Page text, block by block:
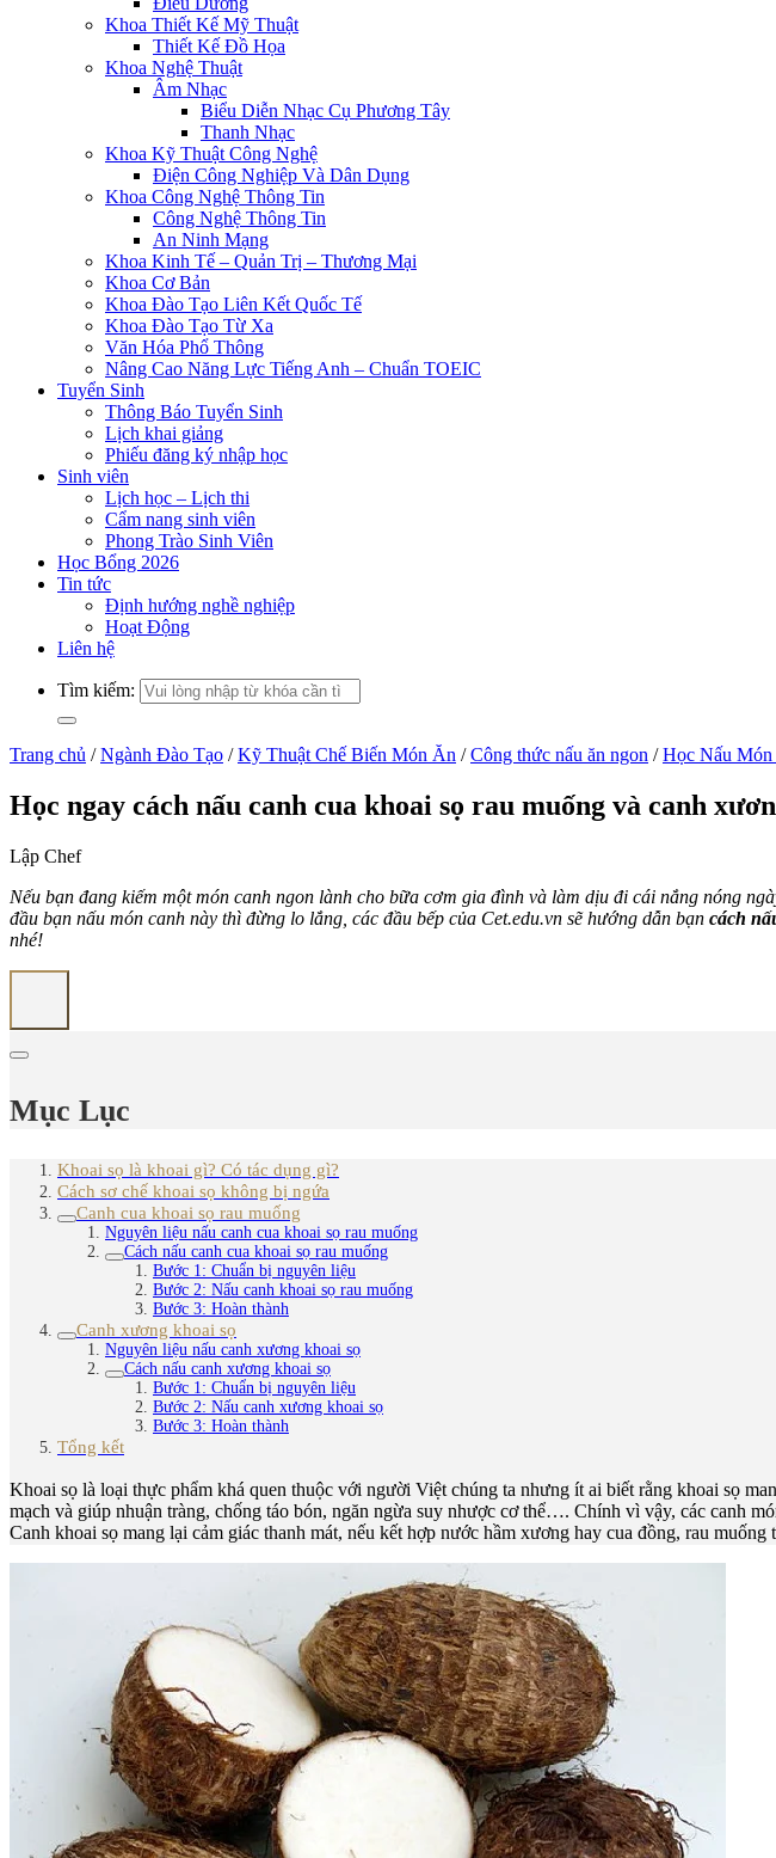
Khoa Thiết Kế Mỹ Thuật
Thiết Kế Đồ Họa
Khoa Nghệ Thuật
Âm Nhạc
Biểu Diễn Nhạc Cụ Phương Tây
Thanh Nhạc
Khoa Kỹ Thuật Công Nghệ
Điện Công Nghiệp Và Dân Dụng
Khoa Công Nghệ Thông Tin
Công Nghệ Thông Tin
An Ninh Mạng
Khoa Kinh Tế – Quản Trị – Thương Mại
Khoa Cơ Bản
Khoa Đào Tạo Liên Kết Quốc Tế
Khoa Đào Tạo Từ Xa
Văn Hóa Phổ Thông
Nâng Cao Năng Lực Tiếng Anh – Chuẩn TOEIC
Tuyển Sinh
Thông Báo Tuyển Sinh
Lịch khai giảng
Phiếu đăng ký nhập học
Sinh viên
Lịch học – Lịch thi
Cẩm nang sinh viên
Phong Trào Sinh Viên
Học Bổng 2026
Tin tức
Định hướng nghề nghiệp
Hoạt Động
Liên hệ
Tìm kiếm:
Trang chủ / Ngành Đào Tạo / Kỹ Thuật Chế Biến Món Ăn / Công thức nấu ăn ngon / Học Nấu Món
Học ngay cách nấu canh cua khoai sọ rau muống và canh
Lập Chef
Nếu bạn đang kiếm một món canh ngon lành cho bữa cơm gia đình và làm dịu đi cái nắng nóng
đầu bạn nấu món canh này thì đừng lo lắng, các đầu bếp của Cet.edu.vn sẽ hướng dẫn bạn cách
nhé!
Mục Lục
Khoai sọ là khoai gì? Có tác dụng gì?
Cách sơ chế khoai sọ không bị ngứa
Canh cua khoai sọ rau muống
Nguyên liệu nấu canh cua khoai sọ rau muống
Cách nấu canh cua khoai sọ rau muống
Bước 1: Chuẩn bị nguyên liệu
Bước 2: Nấu canh khoai sọ rau muống
Bước 3: Hoàn thành
Canh xương khoai sọ
Nguyên liệu nấu canh xương khoai sọ
Cách nấu canh xương khoai sọ
Bước 1: Chuẩn bị nguyên liệu
Bước 2: Nấu canh xương khoai sọ
Bước 3: Hoàn thành
Tổng kết
Khoai sọ là loại thực phẩm khá quen thuộc với người Việt chúng ta nhưng ít ai biết rằng khoai sọ
mạch và giúp nhuận tràng, chống táo bón, ngăn ngừa suy nhược cơ thể…. Chính vì vậy, các canh
Canh khoai sọ mang lại cảm giác thanh mát, nếu kết hợp nước hầm xương hay cua đồng, rau muống